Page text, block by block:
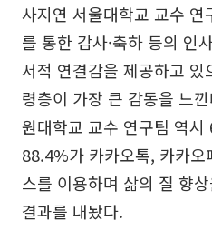
사지연 서울대학교 교수 연
를 통한 감사·축하 등의 인
서적 연결감을 제공하고
령층이 가장 큰 감동을 느
원대학교 교수 연구팀 역
88.4%가 카카오톡, 카카
스를 이용하며 삶의 질 향
결과를 내놨다.